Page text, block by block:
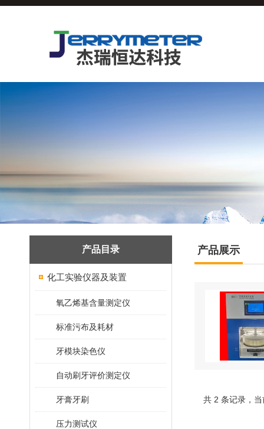
产品目录
化工实验仪器及装置
氧乙烯基含量测定仪
标准污布及耗材
牙模块染色仪
自动刷牙评价测定仪
牙膏牙刷
压力测试仪
产品展示
共 2 条记录，